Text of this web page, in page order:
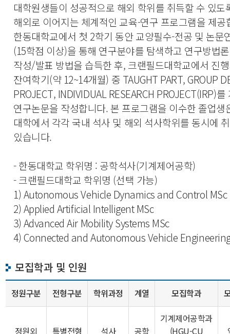
대학원생들이 성공적으로 해외 학위를 취득할 수 있도
해외로 이어지는 체계적인 교육-연구 프로그램을 제공
한동대학교에서 첫 2학기 동안 교양필수-전공 및 논문
(15학점 이상)을 통해 연구분야를 탐색하고 연구방법
작성/발표 방법을 습득한 후, 크랜필드대학교에서 진
잔여학기(약 12~14개월) 중 TAUGHT PART, GROUP
PROJECT, INDIVIDUAL RESEARCH PROJECT(IRP)를
연구논문을 작성합니다. 본 프로그램을 이수한 졸업생
대학에서 각각 국내 석사 및 해외 석사학위를 동시에
있습니다.
- 한동대학교 학위명 : 공학석사(기계제어공학)
- 크랜필드대학교 학위명 (선택 가능)
1) Autonomous Vehicle Dynamics and Control MSc
2) Applied Artificial Intelligent MSc
3) Advanced Air Mobility Systems MSc
4) Connected and Autonomous Vehicle
모집학과 및 인원
정원구분 전형구분 학위과정 계열 모집학과
정원외 특별전형 석사 공학
기계제어공학과
(HGU-CU